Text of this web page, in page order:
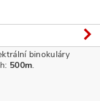
binokuláry
500m.